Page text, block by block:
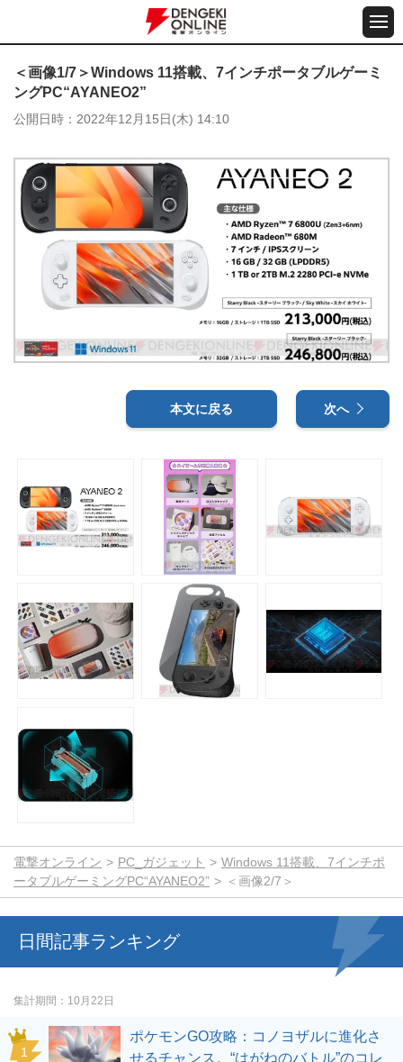
＜画像1/7＞Windows 11搭載、7インチポータブルゲーミ
ングPC“AYANEO2”
公開日時 2022年12月15日(木) 14:10
本文に戻る 次へ
電撃オンライン PC_ガジェット
Windows 11搭載、7インチポ
ータブルゲーミングPC“AYANEO2”
＜画像2/7＞
日間記事ランキング
集計期間 10月22日
ポケモンGO攻略：コノヨザルに進化さ
せるチャンス。“はがねのバトル”のコレ